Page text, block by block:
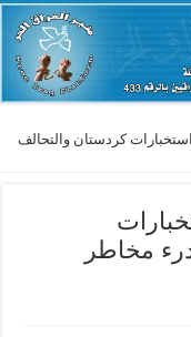
كردستان والتحالف
مخاطر